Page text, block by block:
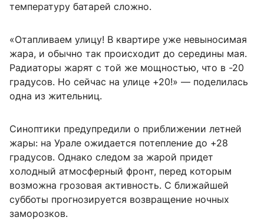
температуру батарей сложно.
«Отапливаем улицу! В квартире уже невыносимая
жара, и обычно так происходит до середины мая.
Радиаторы жарят с той же мощностью, что в -20
градусов. Но сейчас на улице +20!» — поделилась
одна из жительниц.
Синоптики предупредили о приближении летней
жары: на Урале ожидается потепление до +28
градусов. Однако следом за жарой придет
холодный атмосферный фронт, перед которым
возможна грозовая активность. С ближайшей
субботы прогнозируется возвращение ночных
заморозков.